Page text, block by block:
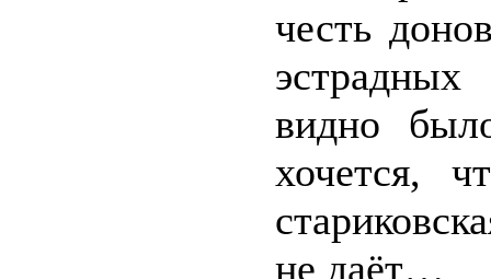
честь
видно
хочется,
не даёт…